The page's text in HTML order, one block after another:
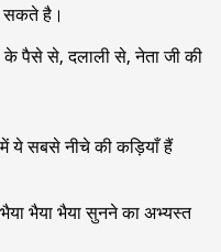
सकते है।
के पैसे से, दलाली से, नेता जी की
ये सबसे नीचे की कड़ियाँ हैं
भैया भैया सुनने का अभ्यस्त